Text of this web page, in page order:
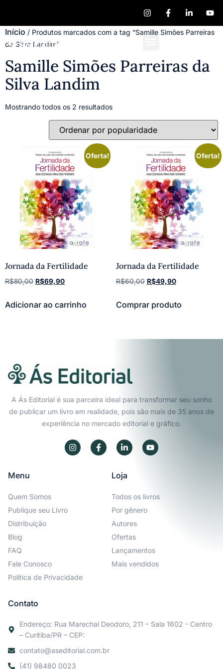
Início / Produtos marcados com a tag “Samille Simões Parreiras
da Silva Landim”
Samille Simões Parreiras da
Silva Landim
Mostrando todos os 2 resultados
Oferta!
Jornada da Fertilidade
R$80,00 R$69,90
Adicionar ao carrinho
Oferta!
Jornada da Fertilidade
R$60,00 R$49,90
Comprar produto
A Ás Editorial é sua parceira ideal para transformar seu sonho
de publicar um livro em realidade, pois são mais de 35 anos de
experiência no mercado editorial e gráfico.
Menu
Quem Somos
Publique seu Livro
Distribuição
Blog
FAQ
Fale Conosco
Política de Privacidade
Loja
Todos os livros
Por gênero
Autores
Ofertas
Lançamentos
Mais vendidos
Contato
Endereço: Rua Marechal Deodoro, 211 – Sala 1602 - Centro
– Curitiba/PR – CEP:
contato@aseditorial.com.br
(41) 98480 0023